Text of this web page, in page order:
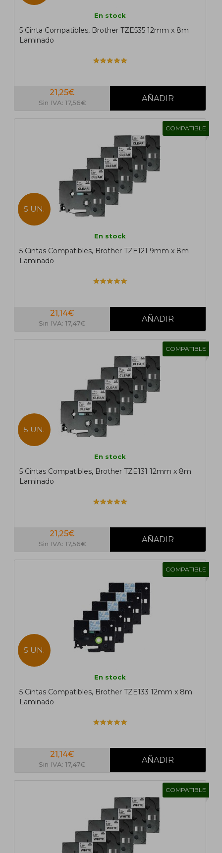
En stock
5 Cinta Compatibles, Brother TZE535 12mm x 8m
Laminado
21,25€
Sin IVA: 17,56€
COMPATIBLE
5 UN.
En stock
5 Cintas Compatibles, Brother TZE121 9mm x 8m
Laminado
21,14€
Sin IVA: 17,47€
COMPATIBLE
5 UN.
En stock
5 Cintas Compatibles, Brother TZE131 12mm x 8m
Laminado
21,25€
Sin IVA: 17,56€
COMPATIBLE
5 UN.
En stock
5 Cintas Compatibles, Brother TZE133 12mm x 8m
Laminado
21,14€
Sin IVA: 17,47€
COMPATIBLE